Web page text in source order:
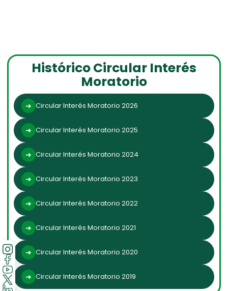
Histórico Circular Interés
Moratorio
Circular Interés Moratorio 2026
Circular Interés Moratorio 2025
Circular Interés Moratorio 2024
Circular Interés Moratorio 2023
Circular Interés Moratorio 2022
Circular Interés Moratorio 2021
Circular Interés Moratorio 2020
Circular Interés Moratorio 2019